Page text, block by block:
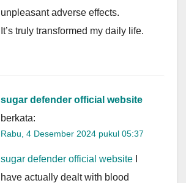
unpleasant adverse effects.
It’s truly transformed my daily life.
sugar defender official website
berkata:
Rabu, 4 Desember 2024 pukul 05:37
sugar defender official website
have actually dealt with blood